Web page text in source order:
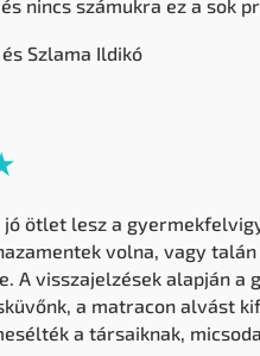
nincs számukra ez a sok
Szlama Ildikó
jó ötlet lesz a
volna, vagy
A visszajelzések alapján a
a matracon alvást
a társaiknak,